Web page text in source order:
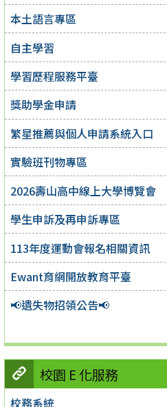
本土語言專區
自主學習
學習歷程服務平臺
獎助學金申請
繁星推薦與個人申請系統入口
實驗班刊物專區
2026壽山高中線上大學博覽會
學生申訴及再申訴專區
113年度運動會報名相關資訊
Ewant育網開放教育平臺
📢遺失物招領公告📢
校園 E 化服務
校務系統